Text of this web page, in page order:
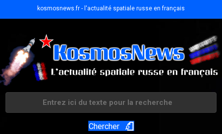
kosmosnews.fr - l'actualité spatiale russe en français
Chercher